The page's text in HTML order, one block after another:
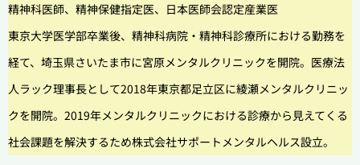
精神科医師、精神保健指定医、日本医師会認定産業医
東京大学医学部卒業後、精神科病院・精神科診療所における勤務を
経て、埼玉県さいたま市に宮原メンタルクリニックを開院。医療法
人ラック理事長として2018年東京都足立区に綾瀬メンタルクリニッ
クを開院。2019年メンタルクリニックにおける診療から見えてくる
社会課題を解決するため株式会社サポートメンタルヘルス設立。